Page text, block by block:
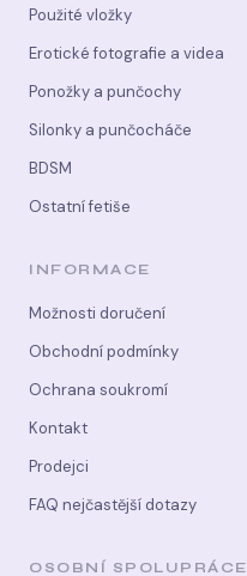
Použité vložky
Erotické fotografie a videa
Ponožky a punčochy
Silonky a punčocháče
BDSM
Ostatní fetiše
INFORMACE
Možnosti doručení
Obchodní podmínky
Ochrana soukromí
Kontakt
Prodejci
FAQ nejčastější dotazy
OSOBNÍ SPOLUPRÁCE